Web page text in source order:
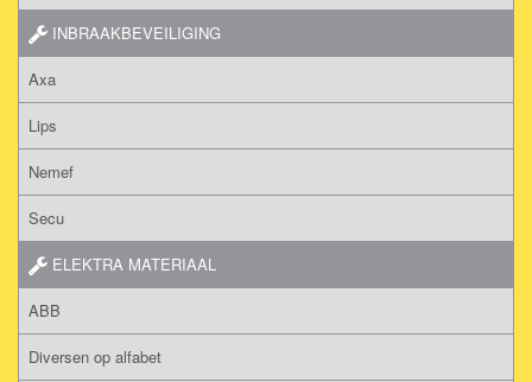
INBRAAKBEVEILIGING
Axa
Lips
Nemef
Secu
ELEKTRA MATERIAAL
ABB
Diversen op alfabet